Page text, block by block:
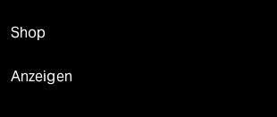
Shop
Anzeigen